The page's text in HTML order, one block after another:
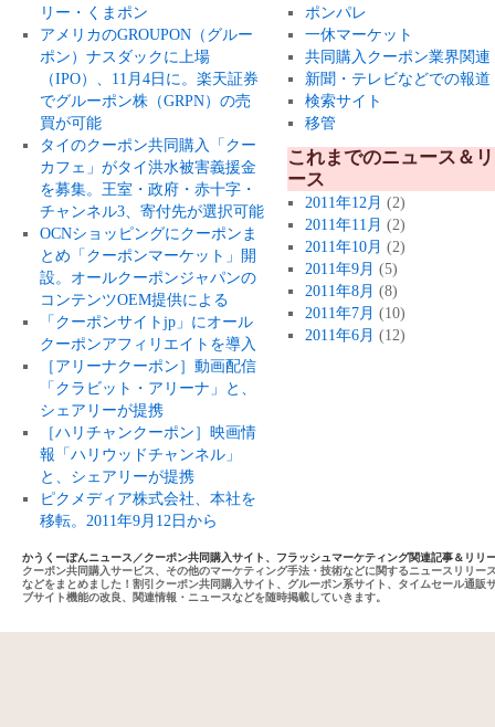
リー・くまポン
アメリカのGROUPON（グルー
ポン）ナスダックに上場
（IPO）、11月4日に。楽天証券
でグルーポン株（GRPN）の売
買が可能
タイのクーポン共同購入「クー
カフェ」がタイ洪水被害義援金
を募集。王室・政府・赤十字・
チャンネル3、寄付先が選択可能
OCNショッピングにクーポンま
とめ「クーポンマーケット」開
設。オールクーポンジャパンの
コンテンツOEM提供による
「クーポンサイトjp」にオール
クーポンアフィリエイトを導入
［アリーナクーポン］動画配信
「クラビット・アリーナ」と、
シェアリーが提携
［ハリチャンクーポン］映画情
報「ハリウッドチャンネル」
と、シェアリーが提携
ピクメディア株式会社、本社を
移転。2011年9月12日から
ポンパレ
一休マーケット
共同購入クーポン業界関連
新聞・テレビなどでの報道
検索サイト
移管
これまでのニュース＆
ース
2011年12月 (2)
2011年11月 (2)
2011年10月 (2)
2011年9月 (5)
2011年8月 (8)
2011年7月 (10)
2011年6月 (12)
かうくーぽんニュース／クーポン共同購入サイト、フラッシュマーケティング関連記事＆リリ
クーポン共同購入サービス、その他のマーケティング手法・技術などに関するニュースリリ
などをまとめました！割引クーポン共同購入サイト、グルーポン系サイト、タイムセール通
ブサイト機能の改良、関連情報・ニュースなどを随時掲載していきます。